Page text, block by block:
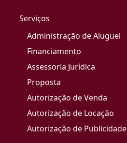
Serviços
Administração de Aluguel
Financiamento
Assessoria Jurídica
Proposta
Autorização de Venda
Autorização de Locação
Autorização de Publicidade